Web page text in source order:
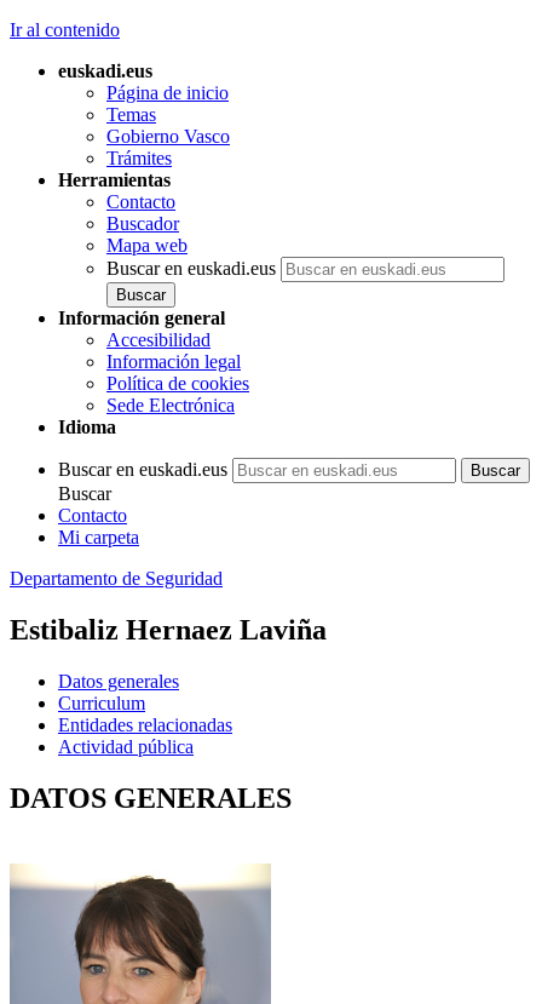
Ir al contenido
euskadi.eus
Página de inicio
Temas
Gobierno Vasco
Trámites
Herramientas
Contacto
Buscador
Mapa web
Buscar en euskadi.eus
Información general
Accesibilidad
Información legal
Política de cookies
Sede Electrónica
Idioma
Buscar en euskadi.eus
Buscar
Contacto
Mi carpeta
Departamento de Seguridad
Estibaliz Hernaez Laviña
Datos generales
Curriculum
Entidades relacionadas
Actividad pública
DATOS GENERALES